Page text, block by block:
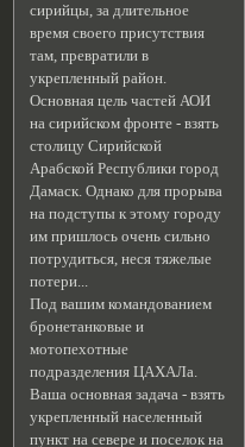
сирийцы, за длительное
время своего присутствия
там, превратили в
укрепленный район.
Основная цель частей АОИ
на сирийском фронте - взять
столицу Сирийской
Арабской Республики город
Дамаск. Однако для прорыва
на подступы к этому городу
им пришлось очень сильно
потрудиться, неся тяжелые
потери...
Под вашим командованием
бронетанковые и
мотопехотные
подразделения ЦАХАЛа.
Ваша основная задача - взять
укрепленный населенный
пункт на севере и поселок на